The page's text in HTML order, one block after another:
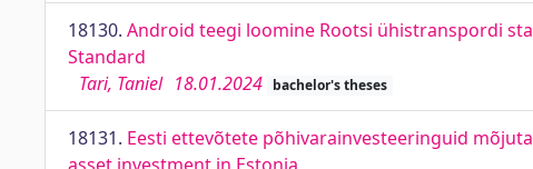
18130. Android teegi loomine Rootsi ühistranspordi
Standard
Tari, Taniel 18.01.2024 bachelor's theses
18131. Eesti ettevõtete põhivarainvesteeringuid